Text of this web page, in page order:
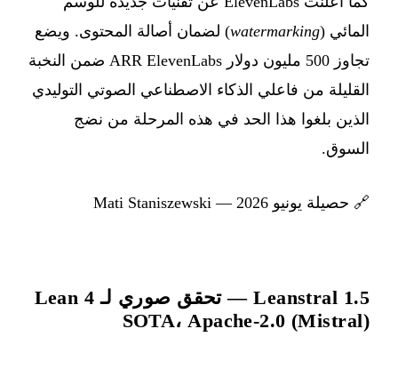
المائي (watermarking) لضمان أصالة المحتوى. ويضع
تجاوز 500 مليون دولار ARR ElevenLabs ضمن النخبة
القليلة من فاعلي الذكاء الاصطناعي الصوتي التوليدي
الذين بلغوا هذا الحد في هذه المرحلة من نضج
السوق.
🔗 حصيلة يونيو 2026 — Mati Staniszewski
Leanstral 1.5 — تحقق صوري لـ Lean 4
SOTA، Apache-2.0 (Mistral)